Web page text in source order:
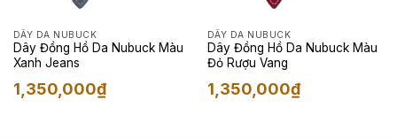
DÂY DA NUBUCK
Dây Đồng Hồ Da Nubuck Màu
Xanh Jeans
1,350,000₫
DÂY DA NUBUCK
Dây Đồng Hồ Da Nubuck Màu
Đỏ Rượu Vang
1,350,000₫